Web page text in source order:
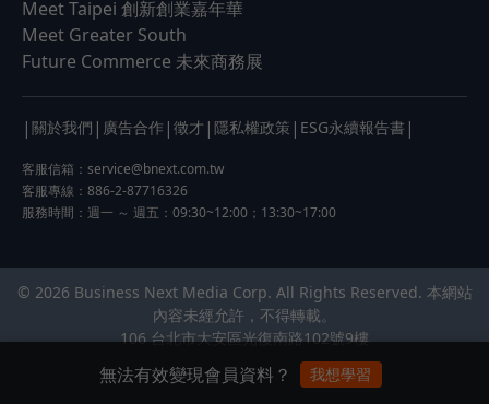
Meet Taipei 創新創業嘉年華
Meet Greater South
Future Commerce 未來商務展
| 關於我們 | 廣告合作 | 徵才 | 隱私權政策 | ESG永續報告書 |
客服信箱： service@bnext.com.tw
客服專線：886-2-87716326
服務時間：週一 ～ 週五：09:30~12:00；13:30~17:00
© 2026 Business Next Media Corp. All Rights Reserved. 本網站
內容未經允許，不得轉載。
106 台北市大安區光復南路102號9樓
無法有效變現會員資料？ 我想學習